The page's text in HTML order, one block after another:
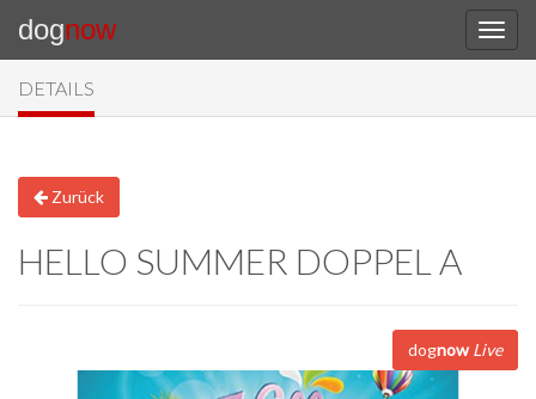
dognow
DETAILS
Zurück
HELLO SUMMER DOPPEL A
dognow Live